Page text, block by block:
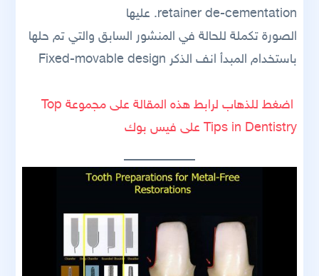
retainer de-cementation. عليها
الصورة تكملة للحالة في المنشور السابق والتي تم حلها
باستخدام المبدأ انف الذكر Fixed-movable design
اضغط للذهاب لرابط هذه المقالة على مجموعة Top
Tips in Dentistry على فيس بوك